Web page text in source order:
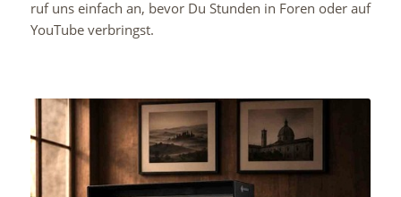
ruf uns einfach an, bevor Du Stunden in Foren oder auf
YouTube verbringst.